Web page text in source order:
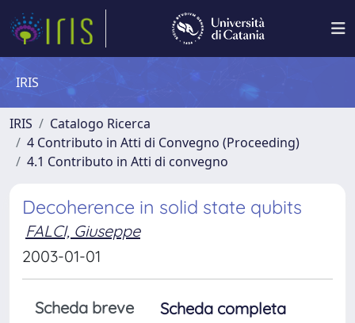
IRIS
IRIS
Catalogo Ricerca
4 Contributo in Atti di Convegno (Proceeding)
4.1 Contributo in Atti di convegno
Decoherence in solid state qubits
FALCI, Giuseppe
2003-01-01
Scheda breve
Scheda completa